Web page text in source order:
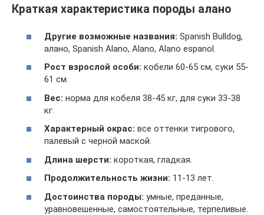
Краткая характеристика породы алано
Другие возможные названия: Spanish Bulldog,
алано, Spanish Alano, Alano, Alano espanol.
Рост взрослой особи: кобели 60-65 см, суки 55-
61 см.
Вес: норма для кобеля 38-45 кг, для суки 33-38
кг.
Характерный окрас: все оттенки тигрового,
палевый с черной маской.
Длина шерсти: короткая, гладкая.
Продолжительность жизни: 11-13 лет.
Достоинства породы: умные, преданные,
уравновешенные, самостоятельные, терпеливые.